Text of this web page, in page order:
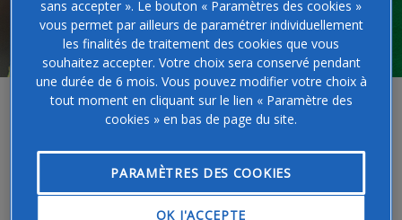
€
La recherche
€
L’entrepreneuriat
sans accepter ». Le bouton « Paramètres des cookies »
vous permet par ailleurs de paramétrer individuellement
les finalités de traitement des cookies que vous
souhaitez accepter. Votre choix sera conservé pendant
une durée de 6 mois. Vous pouvez modifier votre choix à
tout moment en cliquant sur le lien « Paramètre des
cookies » en bas de page du site.
PARAMÈTRES DES COOKIES
OK J'ACCEPTE